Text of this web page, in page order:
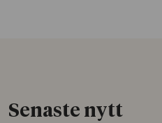
Senaste nytt